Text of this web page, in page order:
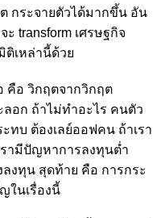
กระจายตัวได้มากขึ้น อัน
transform เศรษฐกิจ
ติเหล่านี้ด้วย
คือ วิกฤตจากวิกฤต
อก ถ้าไม่ทำอะไร คนตัว
ทบ ต้องเลย์ออฟคน ถ้าเรา
ามีปัญหาการลงทุนต่ำ
ลงทุน สุดท้าย คือ การกระ
ในเรื่องนี้